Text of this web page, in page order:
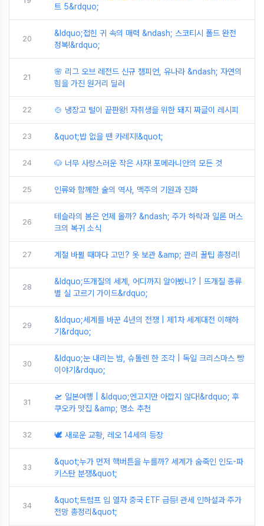
트 5&rdquo;
20
&ldquo;접힌 귀 속의 매력 &ndash; 스코티시 폴드 완전
정복!&rdquo;
21
🌸 리그 오브 레전드 신규 챔피언, 유나라 &ndash; 자연의
힘을 가진 원거리 딜러
22 🍲 냉장고 털이 끝판왕! 자취생을 위한 돼지 짜글이 레시피
23 &quot;밥 없을 땐 카레지!&quot;
24 🐶 너무 사랑스러운 작은 사자! 포메라니안의 모든 것
25 인류와 함께한 술의 역사, 맥주의 기원과 진화
26
테슬라의 봄은 언제 올까? &ndash; 주가 하락과 일론 머스
크의 복귀 소식
27 계절 바뀔 때마다 고민? 옷 보관 &amp; 관리 꿀팁 총정리!
28
&ldquo;뜨개질의 세계, 어디까지 알아봤니? | 뜨개질 종류
별 실 고르기 가이드&rdquo;
29
&ldquo;세계를 바꾼 4년의 전쟁 | 제1차 세계대전 이해하
기&rdquo;
30
&ldquo;눈 내리는 밤, 슈톨렌 한 조각 | 독일 크리스마스 빵
이야기&rdquo;
31
🛫 일본여행 | &ldquo;엔고지만 아깝지 않다!&rdquo; 후
쿠오카 맛집 &amp; 명소 추천
32 🕊️ 새로운 교황, 레오 14세의 등장
33
&quot;누가 먼저 핵버튼을 누를까? 세계가 숨죽인 인도-파
키스탄 분쟁&quot;
34
&quot;트럼프 입 열자 중국 ETF 급등! 관세 인하설과 주가
전망 총정리&quot;